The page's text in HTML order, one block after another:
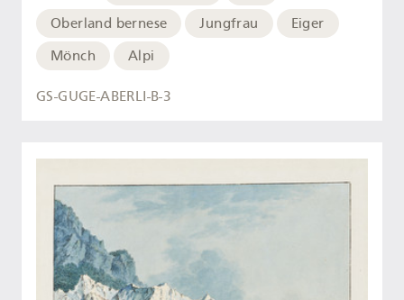
Oberland bernese
Jungfrau
Eiger
Mönch
Alpi
GS-GUGE-ABERLI-B-3